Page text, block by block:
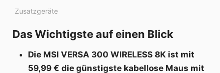
Zusatzgeräte
Das Wichtigste auf einen Blick
Die MSI VERSA 300 WIRELESS 8K ist mit
59,99 € die günstigste kabellose Maus mit